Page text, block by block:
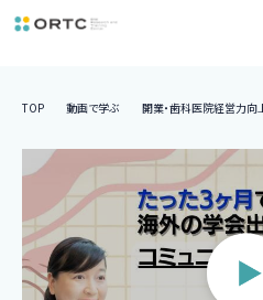
TOP 動画で学ぶ 開業・歯科医院経営力